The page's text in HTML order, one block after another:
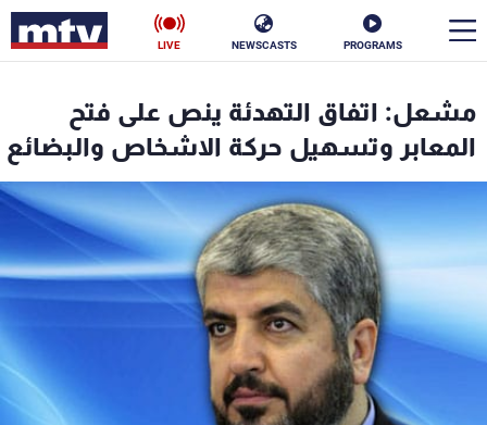
PROGRAMS
NEWSCASTS
LIVE
مشعل: اتفاق التهدئة ينص على فتح
المعابر وتسهيل حركة الاشخاص والبضائع
الأخبار
ناس
إقتصاد فن
منوعات رياضة
كأس العالم